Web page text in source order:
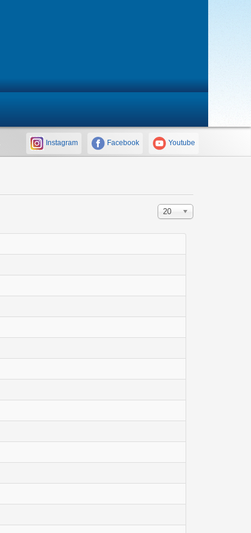
Instagram Facebook Youtube
20